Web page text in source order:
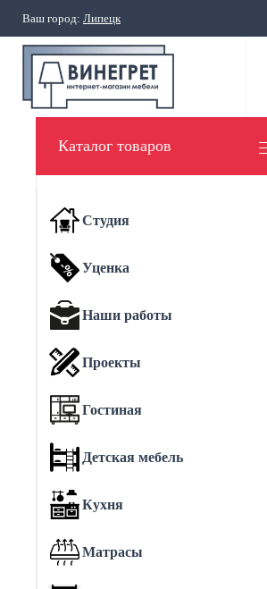
Ваш город: Липецк
Каталог товаров
Студия
Уценка
Наши работы
Проекты
Гостиная
Детская мебель
Кухня
Матрасы